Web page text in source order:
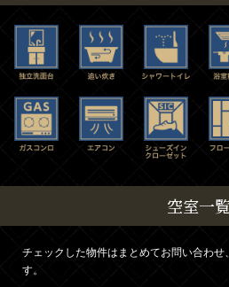
空室一覧
チェックした物件はまとめてお問い合わせ
す。